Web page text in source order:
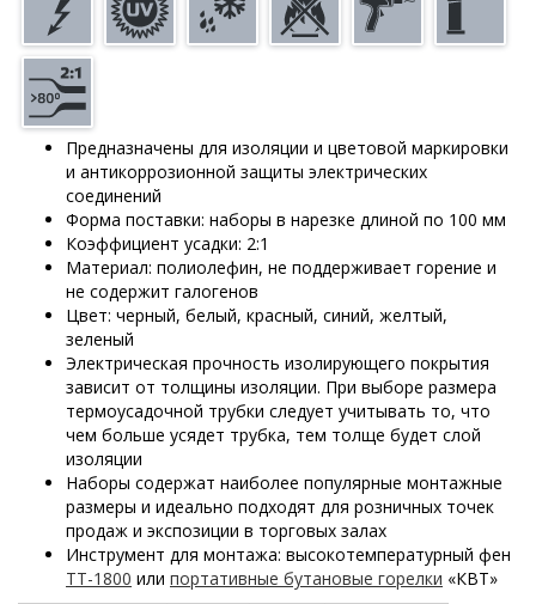
Предназначены для изоляции и цветовой маркировки
и антикоррозионной защиты электрических
соединений
Форма поставки: наборы в нарезке длиной по 100 мм
Коэффициент усадки: 2:1
Материал: полиолефин, не поддерживает горение и
не содержит галогенов
Цвет: черный, белый, красный, синий, желтый,
зеленый
Электрическая прочность изолирующего покрытия
зависит от толщины изоляции. При выборе размера
термоусадочной трубки следует учитывать то, что
чем больше усядет трубка, тем толще будет слой
изоляции
Наборы содержат наиболее популярные монтажные
размеры и идеально подходят для розничных точек
продаж и экспозиции в торговых залах
Инструмент для монтажа: высокотемпературный фен
ТТ-1800 или портативные бутановые горелки «КВТ»